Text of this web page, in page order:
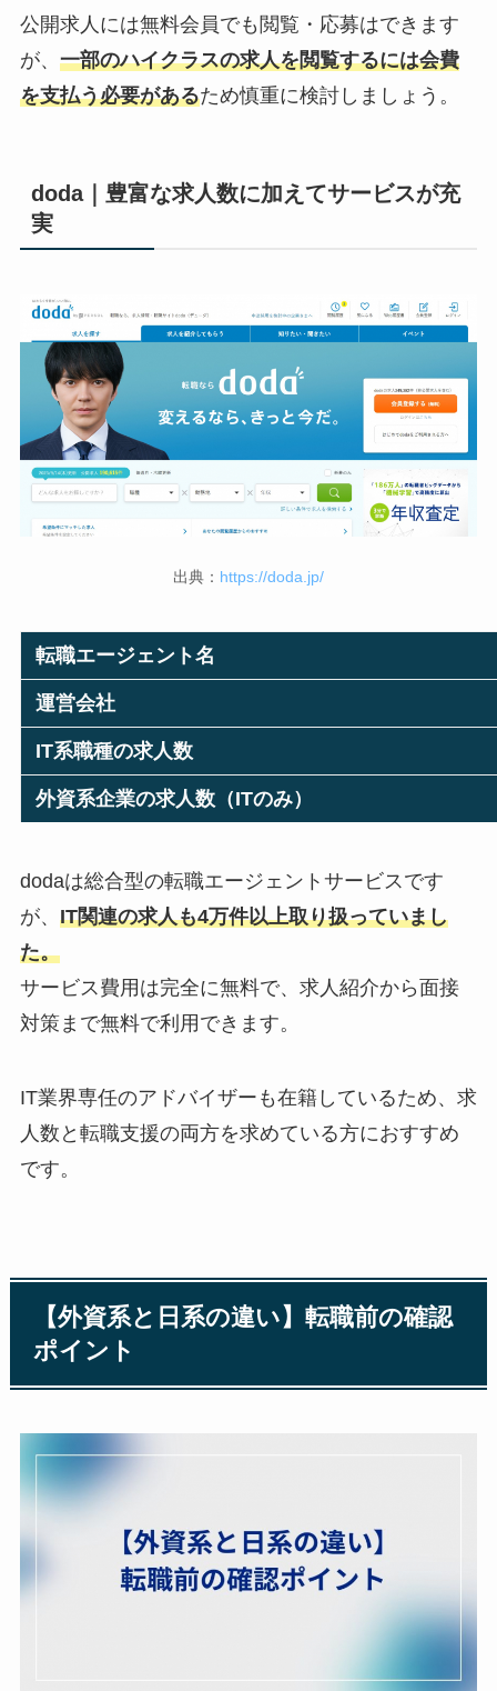
公開求人には無料会員でも閲覧・応募はできます
が、 一部のハイクラスの求人を閲覧するには会費
を支払う必要があるため慎重に検討しましょう。
doda｜豊富な求人数に加えてサービスが充
実
出典： https://doda.jp/
転職エージェント名
運営会社
IT系職種の求人数
外資系企業の求人数（ITのみ）
dodaは総合型の転職エージェントサービスです
が、 IT関連の求人も4万件以上取り扱っていまし
た。
サービス費用は完全に無料で、求人紹介から面接
対策まで無料で利用できます。
IT業界専任のアドバイザーも在籍しているため、求
人数と転職支援の両方を求めている方におすすめ
です。
【外資系と日系の違い】転職前の確認
ポイント